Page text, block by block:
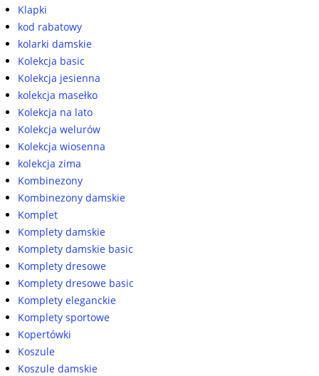
Klapki
kod rabatowy
kolarki damskie
Kolekcja basic
Kolekcja jesienna
kolekcja masełko
Kolekcja na lato
Kolekcja welurów
Kolekcja wiosenna
kolekcja zima
Kombinezony
Kombinezony damskie
Komplet
Komplety damskie
Komplety damskie basic
Komplety dresowe
Komplety dresowe basic
Komplety eleganckie
Komplety sportowe
Kopertówki
Koszule
Koszule damskie